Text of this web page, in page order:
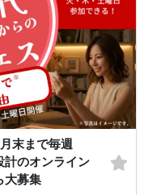
末まで毎週
計のオンライン
大募集